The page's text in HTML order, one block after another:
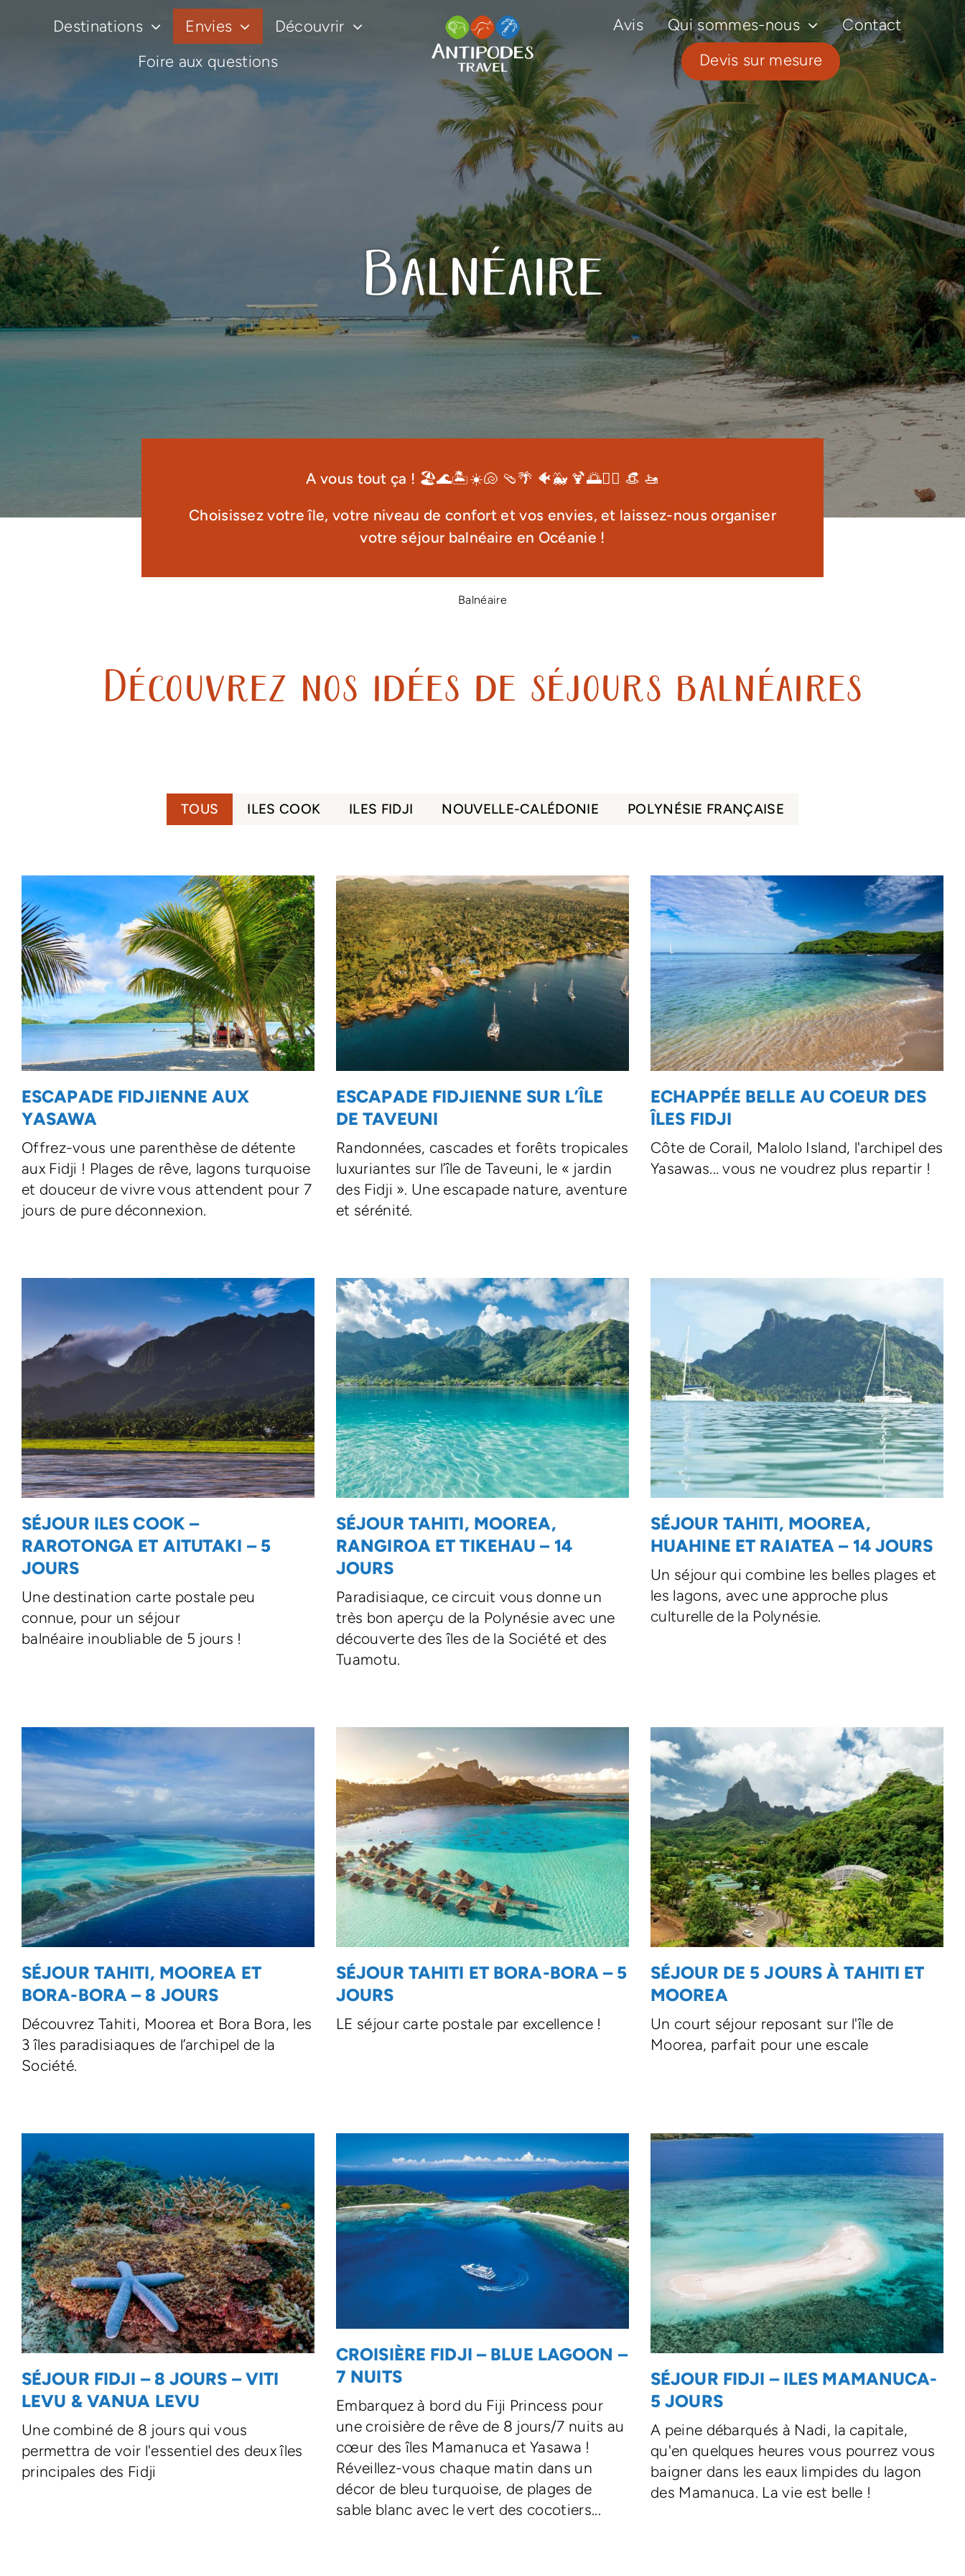
Destinations Envies
Découvrir
Foire aux questions
Avis Qui sommes-nous
Contact
Devis sur mesure
Balnéaire
A vous tout ça ! 🏖️🌊🏝️☀️🐚 🩴🌴 🐠🐳 🍹🌅🏄‍♂️ 👒 🚤
Choisissez votre île, votre niveau de confort et vos envies, et laissez-nous organiser
votre séjour balnéaire en Océanie !
Balnéaire
Découvrez nos idées de séjours balnéaires
TOUS ILES COOK ILES FIDJI NOUVELLE-CALÉDONIE POLYNÉSIE FRANÇAISE
ESCAPADE FIDJIENNE AUX
YASAWA
Offrez-vous une parenthèse de détente
aux Fidji ! Plages de rêve, lagons turquoise
et douceur de vivre vous attendent pour 7
jours de pure déconnexion.
ESCAPADE FIDJIENNE SUR L’ÎLE
DE TAVEUNI
Randonnées, cascades et forêts tropicales
luxuriantes sur l’île de Taveuni, le « jardin
des Fidji ». Une escapade nature, aventure
et sérénité.
ECHAPPÉE BELLE AU COEUR DES
ÎLES FIDJI
Côte de Corail, Malolo Island, l'archipel des
Yasawas... vous ne voudrez plus repartir !
SÉJOUR ILES COOK –
RAROTONGA ET AITUTAKI – 5
JOURS
Une destination carte postale peu
connue, pour un séjour
balnéaire inoubliable de 5 jours !
SÉJOUR TAHITI, MOOREA,
RANGIROA ET TIKEHAU – 14
JOURS
Paradisiaque, ce circuit vous donne un
très bon aperçu de la Polynésie avec une
découverte des îles de la Société et des
Tuamotu.
SÉJOUR TAHITI, MOOREA,
HUAHINE ET RAIATEA – 14 JOURS
Un séjour qui combine les belles plages et
les lagons, avec une approche plus
culturelle de la Polynésie.
SÉJOUR TAHITI, MOOREA ET
BORA-BORA – 8 JOURS
Découvrez Tahiti, Moorea et Bora Bora, les
3 îles paradisiaques de l’archipel de la
Société.
SÉJOUR TAHITI ET BORA-BORA – 5
JOURS
LE séjour carte postale par excellence !
SÉJOUR DE 5 JOURS À TAHITI ET
MOOREA
Un court séjour reposant sur l'île de
Moorea, parfait pour une escale
SÉJOUR FIDJI – 8 JOURS – VITI
LEVU & VANUA LEVU
Une combiné de 8 jours qui vous
permettra de voir l'essentiel des deux îles
principales des Fidji
CROISIÈRE FIDJI – BLUE LAGOON –
7 NUITS
Embarquez à bord du Fiji Princess pour
une croisière de rêve de 8 jours/7 nuits au
cœur des îles Mamanuca et Yasawa !
Réveillez-vous chaque matin dans un
décor de bleu turquoise, de plages de
sable blanc avec le vert des cocotiers...
SÉJOUR FIDJI – ILES MAMANUCA-
5 JOURS
A peine débarqués à Nadi, la capitale,
qu'en quelques heures vous pourrez vous
baigner dans les eaux limpides du lagon
des Mamanuca. La vie est belle !